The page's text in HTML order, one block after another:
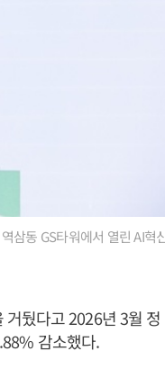
삼동 GS타워에서 열린 AI혁
뒀다고 2026년 3월 정
감소했다.